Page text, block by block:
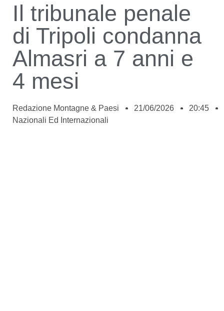
Il tribunale penale
di Tripoli condanna
Almasri a 7 anni e
4 mesi
Redazione Montagne & Paesi 21/06/2026
20:45
Nazionali Ed Internazionali